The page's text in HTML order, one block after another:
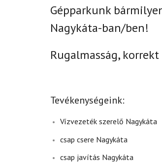
Gépparkunk
Nagykáta-ban/ben!
Rugalmasság,
Tevékenységeink:
Vízvezeték szerelő Nagykáta
csap csere Nagykáta
csap javítás Nagykáta